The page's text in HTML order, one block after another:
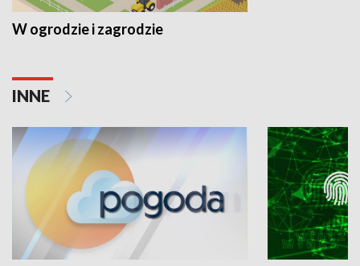
W ogrodzie i zagrodzie
INNE